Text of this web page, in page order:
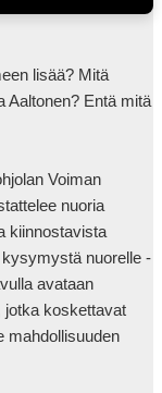
Aaltonen? Entä mitä
Voiman
nuoria
kiinnostavista
nuorelle -
avataan
jotka koskettavat
mahdollisuuden